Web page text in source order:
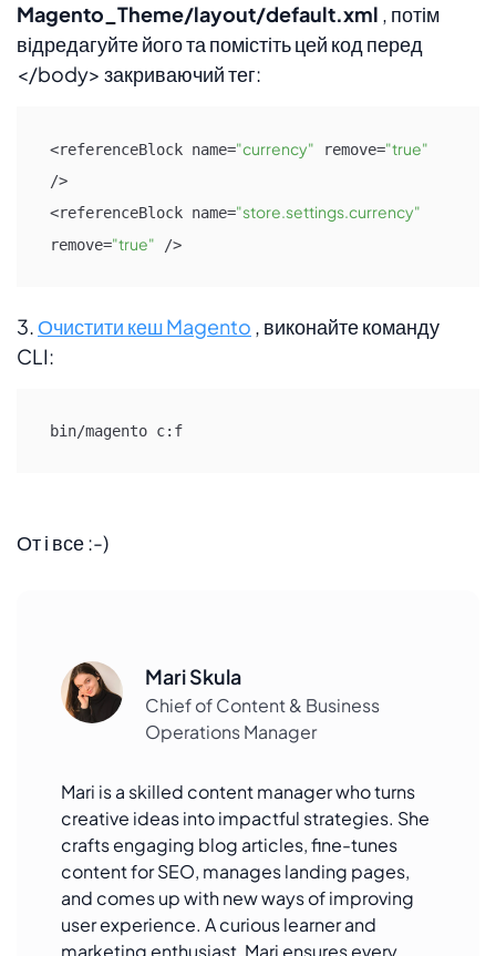
Magento_Theme/layout/default.xml , потім
відредагуйте його та помістіть цей код перед
</body> закриваючий тег:
<referenceBlock name="currency" remove="true"
/>
<referenceBlock name="store.settings.currency"
remove="true" />
3. Очистити кеш Magento , виконайте команду
CLI:
bin/magento c:f
От і все :-)
Mari Skula
Chief of Content & Business
Operations Manager
Mari is a skilled content manager who turns
creative ideas into impactful strategies. She
crafts engaging blog articles, fine-tunes
content for SEO, manages landing pages,
and comes up with new ways of improving
user experience. A curious learner and
marketing enthusiast, Mari ensures every